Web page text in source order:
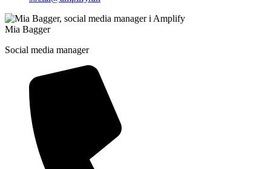
Mia Bagger
Social media manager